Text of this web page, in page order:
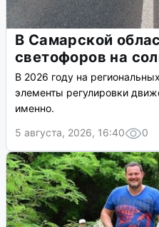
В Самарской
светофоров на
В 2026 году на
элементы регулировки
именно.
5 августа, 2026, 16:40
0